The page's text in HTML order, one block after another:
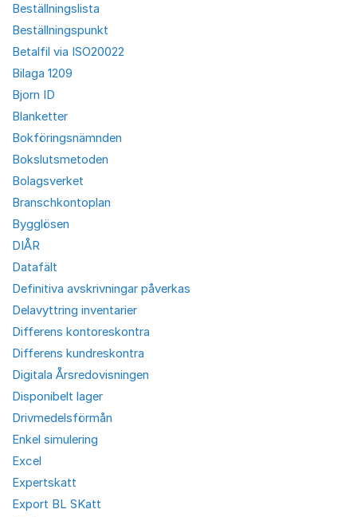
Beställningslista
Beställningspunkt
Betalfil via ISO20022
Bilaga 1209
Bjorn ID
Blanketter
Bokföringsnämnden
Bokslutsmetoden
Bolagsverket
Branschkontoplan
Bygglösen
DIÅR
Datafält
Definitiva avskrivningar påverkas
Delavyttring inventarier
Differens kontoreskontra
Differens kundreskontra
Digitala Årsredovisningen
Disponibelt lager
Drivmedelsförmån
Enkel simulering
Excel
Expertskatt
Export BL SKatt